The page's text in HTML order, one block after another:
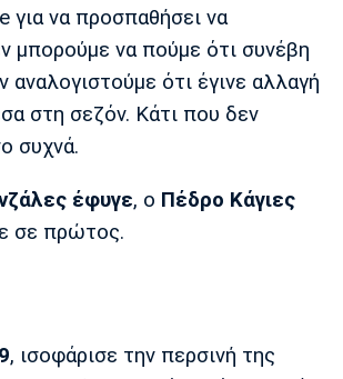
Παρί Σεν
Μαρσέιγ
Ερυθρός
για να προσπαθήσει να
μπορούμε να πούμε ότι συνέβη
αναλογιστούμε ότι έγινε αλλαγή
στη σεζόν. Κάτι που δεν
συχνά.
έφυγε, ο Πέδρο Κάγιες
σε πρώτος.
, ισοφάρισε την περσινή της